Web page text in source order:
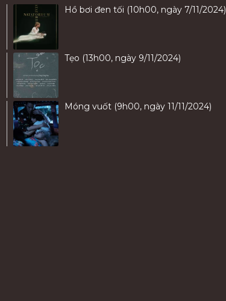
Hồ bơi đen tối (10h00, ngày 7/11/2024)
Tẹo (13h00, ngày 9/11/2024)
Móng vuốt (9h00, ngày 11/11/2024)